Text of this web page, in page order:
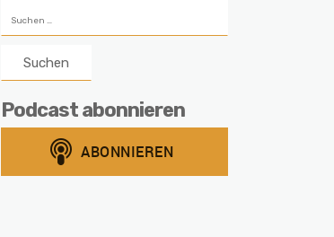
nach:
Podcast abonnieren